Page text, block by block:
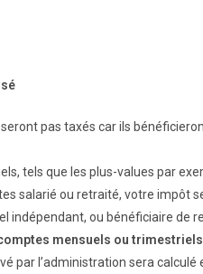
pas taxés car ils
tels que les plus-values par
salarié ou retraité, votre impôt
indépendant, ou bénéficiaire de
mensuels ou
par l’administration sera